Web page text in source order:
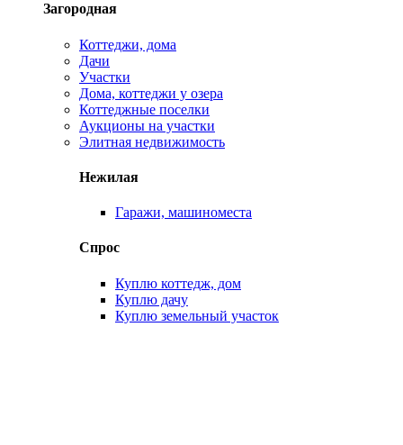
Загородная
Коттеджи, дома
Дачи
Участки
Дома, коттеджи у озера
Коттеджные поселки
Аукционы на участки
Элитная недвижимость
Нежилая
Гаражи, машиноместа
Спрос
Куплю коттедж, дом
Куплю дачу
Куплю земельный участок